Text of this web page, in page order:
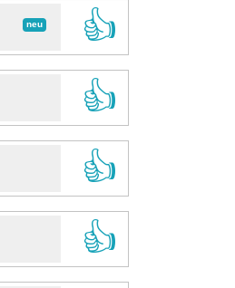
neu
👍
👍
👍
👍